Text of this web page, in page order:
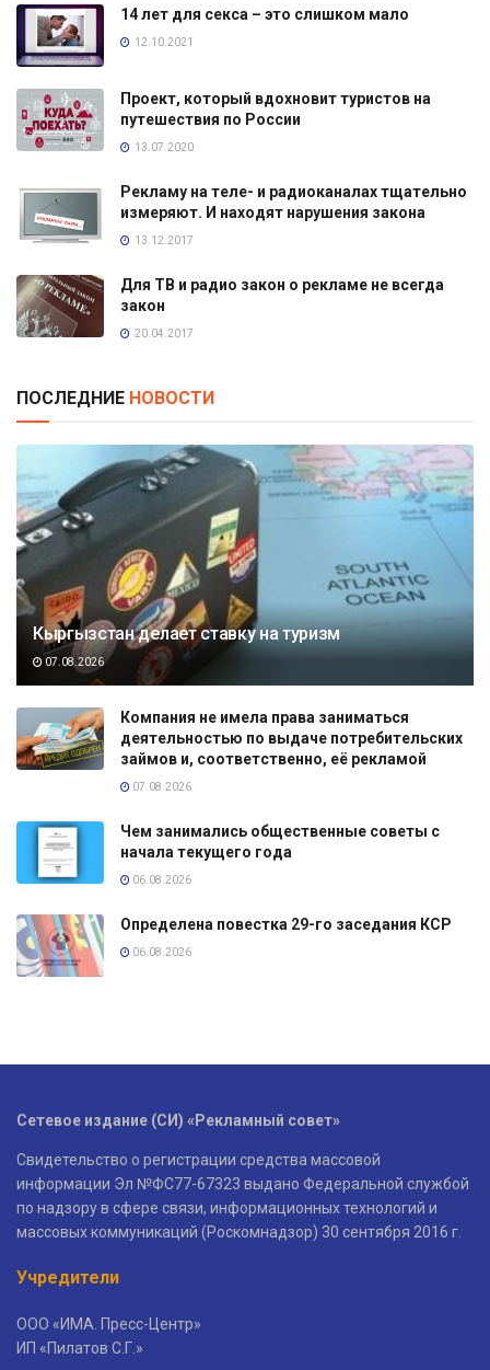
14 лет для секса – это слишком мало
12.10.2021
Проект, который вдохновит туристов на
путешествия по России
13.07.2020
Рекламу на теле- и радиоканалах тщательно
измеряют. И находят нарушения закона
13.12.2017
Для ТВ и радио закон о рекламе не всегда
закон
20.04.2017
ПОСЛЕДНИЕ НОВОСТИ
Кыргызстан делает ставку на туризм
07.08.2026
Компания не имела права заниматься
деятельностью по выдаче потребительских
займов и, соответственно, её рекламой
07.08.2026
Чем занимались общественные советы с
начала текущего года
06.08.2026
Определена повестка 29-го заседания КСР
06.08.2026
Сетевое издание (СИ) «Рекламный совет»
Свидетельство о регистрации средства массовой
информации Эл №ФС77-67323 выдано Федеральной службой
по надзору в сфере связи, информационных технологий и
массовых коммуникаций (Роскомнадзор) 30 сентября 2016 г.
Учредители
ООО «ИМА. Пресс-Центр»
ИП «Пилатов С.Г.»